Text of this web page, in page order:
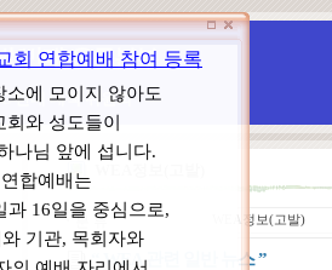
(반대)운동본부
반대 대책 위원회
ㆍ분 류 WEA정보(고발)
“ WEA 관련 일반 뉴스 ”